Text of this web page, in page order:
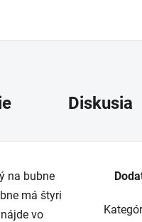
Diskusia
na bubne
má štyri
vo